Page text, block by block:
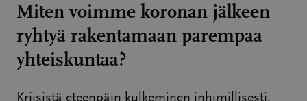
Miten voimme koronan jälkeen
ryhtyä rakentamaan parempaa
yhteiskuntaa?
Kriisistä eteenpäin kulkeminen inhimillisesti,